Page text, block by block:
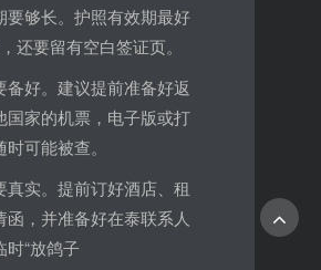
要够长。护照有效期最好
还要留有空白签证页。
备好。建议提前准备好返
国家的机票，电子版或打
可能被查。
真实。提前订好酒店、租
函，并准备好在泰联系人
“放鸽子